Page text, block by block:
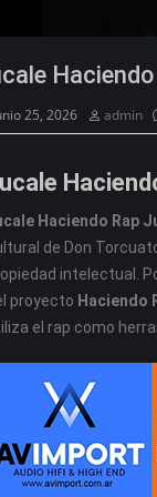
25, 2026 admin
Haciendo Rap
de Don
intelectual.
proyecto Haciendo
el rap como